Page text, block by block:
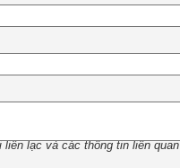
liên lạc và các thông tin liên quan